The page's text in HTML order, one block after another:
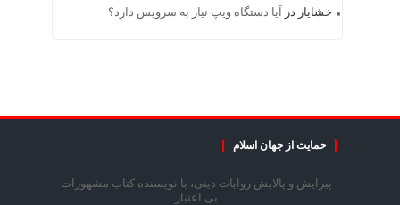
خشایار در آیا دستگاه ویپ نیاز به سرویس دارد؟
حمایت از جهان اسلام
پیرایش و پالایش روایات دینی، با نویسنده کتاب مشهورات
بی اعتبار